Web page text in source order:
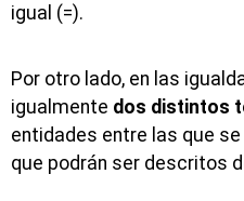
igual (=).
Por otro lado, en las
igualmente dos distintos
entidades entre las que
que podrán ser descritos